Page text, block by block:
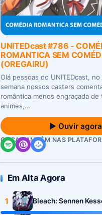
UNITEDcast #786 -
ROMANTICA SEM
(OREGAIRU)
Olá pessoas do UNITEDcast,
semana nossos casters
romântica menos engraçada de
animes,…
▶ Ouvir agora
OUÇA TAMBÉM NAS
Em Alta Agora
1
Bleach: Sennen
Kashin-tan